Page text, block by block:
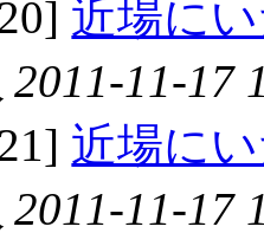
近場に
2011-11-17
近場に
2011-11-17